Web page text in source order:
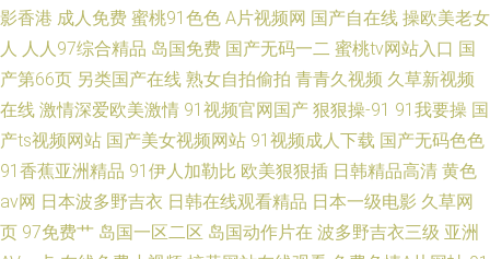
影香港 成人免费 蜜桃91色色 A片视频网 国产自在线 操欧美老女
人 人人97综合精品 岛国免费 国产无码一二 蜜桃tv网站入口 国
产第66页 另类国产在线 熟女自拍偷拍 青青久视频 久草新视频
在线 激情深爱欧美激情 91视频官网国产 狠狠操-91 91我要操 国
产ts视频网站 国产美女视频网站 91视频成人下载 国产无码色色
91香蕉亚洲精品 91伊人加勒比 欧美狠狠插 日韩精品高清 黄色
av网 日本波多野吉衣 日韩在线观看精品 日本一级电影 久草网
页 97免费艹 岛国一区二区 岛国动作片在 波多野吉衣三级 亚洲